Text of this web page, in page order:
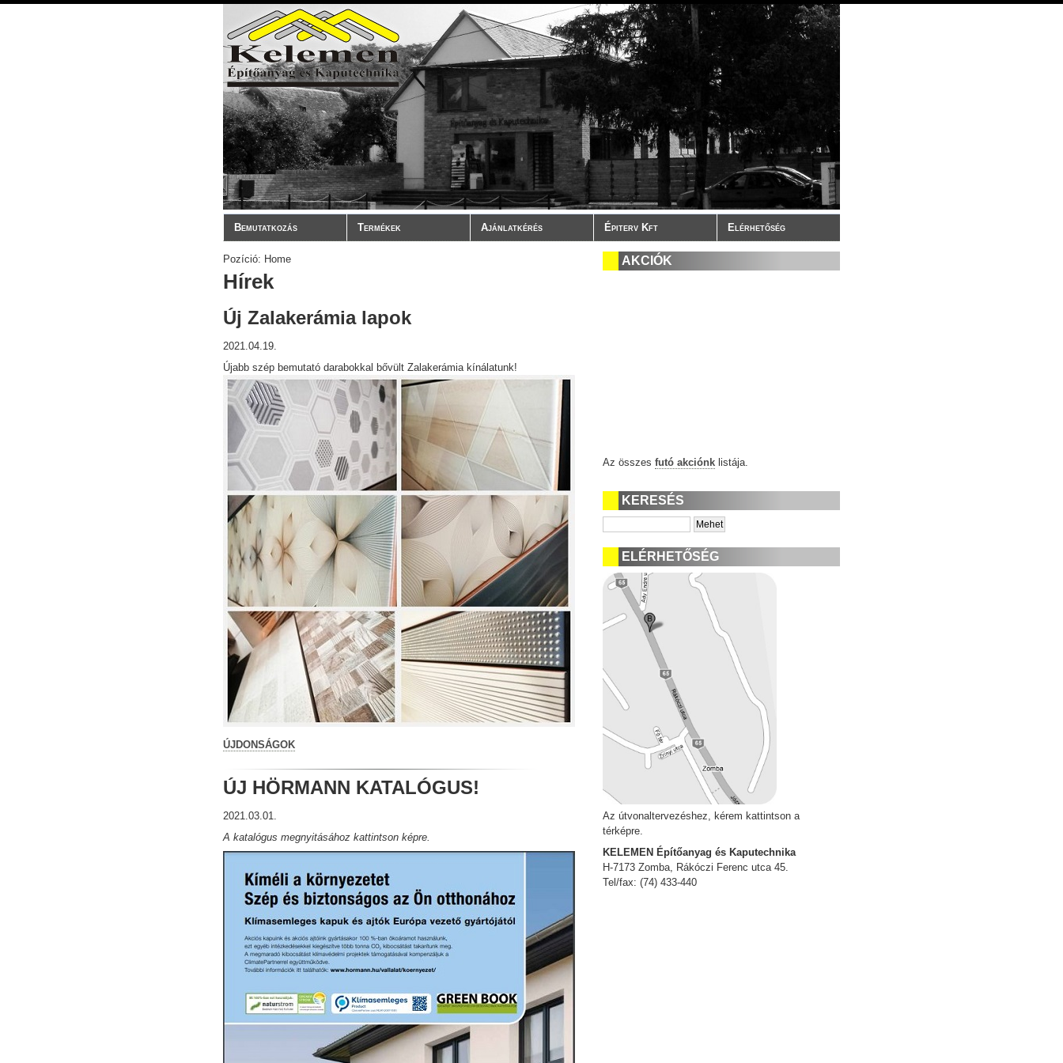
Bemutatkozás Termékek Ajánlatkérés Épiterv Kft Elérhetőség
Pozíció: Home
Hírek
Új Zalakerámia lapok
2021 04 19
Újabb szép bemutató darabokkal bővült Zalakerámia kínálatunk!
ÚJDONSÁGOK
ÚJ HÖRMANN KATALÓGUS!
2021 03 01
A katalógus megnyitásához kattintson képre.
AKCIÓK
Kapu meghajtások
Az összes futó akciónk listája.
KERESÉS
ELÉRHETŐSÉG
Az útvonaltervezéshez, kérem kattintson a
térképre.
KELEMEN Építőanyag és Kaputechnika
H-7173 Zomba, Rákóczi Ferenc utca 45.
Tel/fax: (74) 433-440